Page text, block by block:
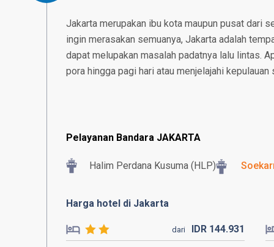
Jakarta merupakan ibu kota maupun pusat dari
ingin merasakan semuanya, Jakarta adalah
dapat melupakan masalah padatnya lalu lintas.
pora hingga pagi hari atau menjelajahi
Pelayanan Bandara JAKARTA
Halim Perdana Kusuma (HLP)
Harga hotel di Jakarta
dari IDR 144.931